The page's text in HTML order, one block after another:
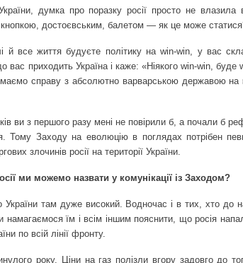
думка про поразку росії просто не
достоєвським, балетом — як це може
й все життя будуєте політику на win-win, у вас
вас приходить Україна і каже: «Ніякого win-win,
справу з абсолютно варварською державою на
ви з першого разу мені не повірили б, а почали б
Тому Заходу на еволюцію в поглядах потрібен
злочинів росії на території України.
ми можемо назвати у комунікації із Заходом?
там дуже високий. Водночас і в тих, хто до
їм і всім іншим пояснити, що росія
по всій лінії фронту.
року. Ціни на газ полізли вгору задовго до